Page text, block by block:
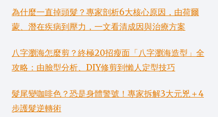
為什麼一直掉頭髮？專家剖析6大核心原因，由荷爾
蒙、潛在疾病到壓力，一文看清成因與治療方案
八字瀏海怎麼剪？終極20招瘦面「八字瀏海造型」全
攻略：由臉型分析、DIY修剪到懶人定型技巧
髮尾變咖啡色？恐是身體警號！專家拆解3大元兇＋4
步護髮逆轉術